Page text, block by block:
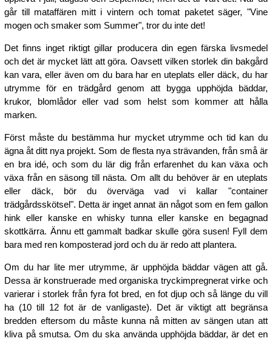
går till mataffären mitt i vintern och tomat paketet säger, "Vine
mogen och smaker som Summer", tror du inte det!
Det finns inget riktigt gillar producera din egen färska livsmedel
och det är mycket lätt att göra. Oavsett vilken storlek din bakgård
kan vara, eller även om du bara har en uteplats eller däck, du har
utrymme för en trädgård genom att bygga upphöjda bäddar,
krukor, blomlådor eller vad som helst som kommer att hålla
marken.
Först måste du bestämma hur mycket utrymme och tid kan du
ägna åt ditt nya projekt. Som de flesta nya strävanden, från små är
en bra idé, och som du lär dig från erfarenhet du kan växa och
växa från en säsong till nästa. Om allt du behöver är en uteplats
eller däck, bör du överväga vad vi kallar "container
trädgårdsskötsel". Detta är inget annat än något som en fem gallon
hink eller kanske en whisky tunna eller kanske en begagnad
skottkärra. Ännu ett gammalt badkar skulle göra susen! Fyll dem
bara med ren komposterad jord och du är redo att plantera.
Om du har lite mer utrymme, är upphöjda bäddar vägen att gå.
Dessa är konstruerade med organiska tryckimpregnerat virke och
varierar i storlek från fyra fot bred, en fot djup och så länge du vill
ha (10 till 12 fot är de vanligaste). Det är viktigt att begränsa
bredden eftersom du måste kunna nå mitten av sängen utan att
kliva på smutsa. Om du ska använda upphöjda bäddar, är det en